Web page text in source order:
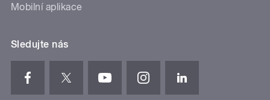
Mobilní aplikace
Sledujte nás